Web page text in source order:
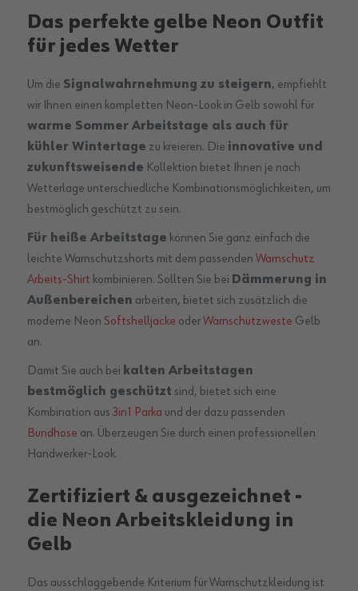
Das perfekte gelbe Neon Outfit
für jedes Wetter
Um die Signalwahrnehmung zu steigern, empfiehlt
wir Ihnen einen kompletten Neon-Look in Gelb sowohl für
warme Sommer Arbeitstage als auch für
kühler Wintertage zu kreieren. Die innovative und
zukunftsweisende Kollektion bietet Ihnen je nach
Wetterlage unterschiedliche Kombinationsmöglichkeiten, um
bestmöglich geschützt zu sein.
Für heiße Arbeitstage können Sie ganz einfach die
leichte Warnschutzshorts mit dem passenden Warnschutz
Arbeits-Shirt kombinieren. Sollten Sie bei Dämmerung in
Außenbereichen arbeiten, bietet sich zusätzlich die
moderne Neon Softshelljacke oderWarnschutzweste Gelb
an.
Damit Sie auch bei kalten Arbeitstagen
bestmöglich geschützt sind, bietet sich eine
Kombination aus 3in1 Parka und der dazu passenden
Bundhose an. Überzeugen Sie durch einen professionellen
Handwerker-Look.
Zertifiziert & ausgezeichnet -
die Neon Arbeitskleidung in
Gelb
Das ausschlaggebende Kriterium für Warnschutzkleidung ist